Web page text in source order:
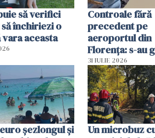
să verifici
închiriezi o
vara aceasta
Controale fără
precedent pe
aeroportul din
Florența: s-au
capete de
sumă imensă
31 IULIE 2026
șezlongul și
Un microbuz